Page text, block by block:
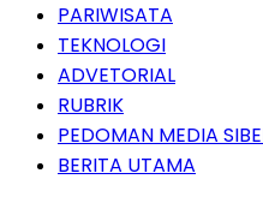
PARIWISATA
TEKNOLOGI
ADVETORIAL
RUBRIK
PEDOMAN MEDIA
BERITA UTAMA